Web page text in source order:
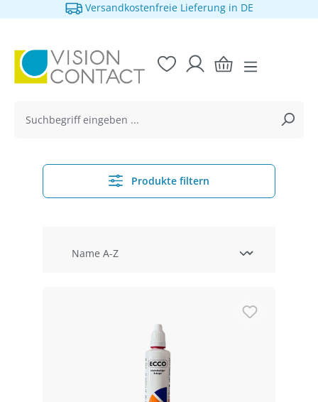
springen
1 Monat Widerrufsrecht
Produkte filtern